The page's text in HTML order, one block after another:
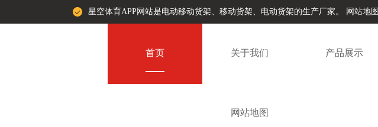
星空体育APP网站是电动移动货架、移动货架、电动货架的生产厂家。 网站地图
首页 关于我们 产品展示
网站地图